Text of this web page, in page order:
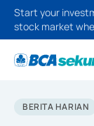
Start your
stock market
BERITA HARIAN